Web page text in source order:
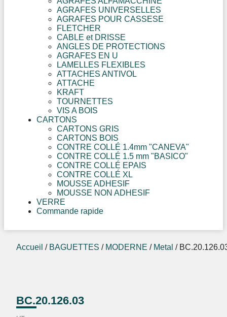
AGRAFES UNIVERSELLES
AGRAFES POUR CASSESE
FLETCHER
CABLE et DRISSE
ANGLES DE PROTECTIONS
AGRAFES EN U
LAMELLES FLEXIBLES
ATTACHES ANTIVOL
ATTACHE
KRAFT
TOURNETTES
VIS A BOIS
CARTONS
CARTONS GRIS
CARTONS BOIS
CONTRE COLLÉ 1.4mm "CANEVA"
CONTRE COLLÉ 1.5 mm "BASICO"
CONTRE COLLÉ EPAIS
CONTRE COLLÉ XL
MOUSSE ADHESIF
MOUSSE NON ADHESIF
VERRE
Commande rapide
Accueil / BAGUETTES / MODERNE / Metal /
BC.20.126.03